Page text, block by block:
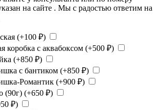
на сайте . Мы с радостью ответим на
(+100 ₽)
коробка с аквабоксом (+500 ₽)
(+850 ₽)
с бантиком (+850 ₽)
Романтик (+900 ₽)
(90г) (+650 ₽)
₽)